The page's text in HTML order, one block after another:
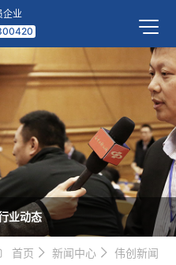
企业
业动态
首页 新闻中心 伟创新闻